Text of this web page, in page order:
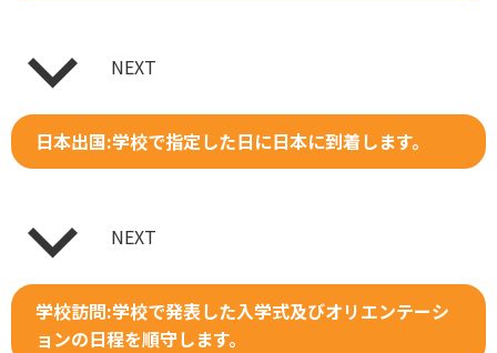
NEXT
日本出国:学校で指定した日に日本に到着します。
NEXT
学校訪問:学校で発表した入学式及びオリエンテーシ
ョンの日程を順守します。